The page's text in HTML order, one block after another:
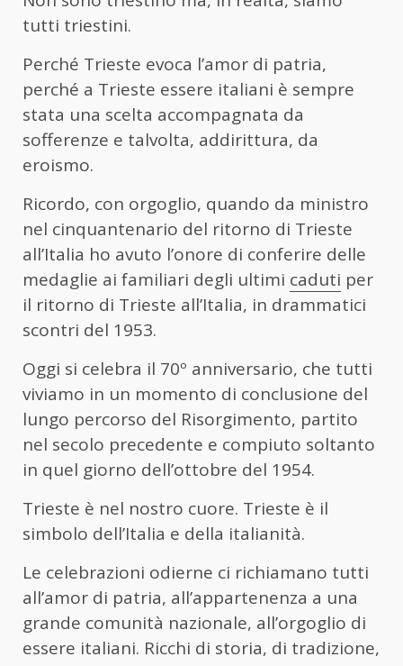
tutti triestini.
Perché Trieste evoca l’amor di patria,
perché a Trieste essere italiani è sempre
stata una scelta accompagnata da
sofferenze e talvolta, addirittura, da
eroismo.
Ricordo, con orgoglio, quando da ministro
nel cinquantenario del ritorno di Trieste
all’Italia ho avuto l’onore di conferire delle
medaglie ai familiari degli ultimi caduti per
il ritorno di Trieste all’Italia, in drammatici
scontri del 1953.
Oggi si celebra il 70º anniversario, che tutti
viviamo in un momento di conclusione del
lungo percorso del Risorgimento, partito
nel secolo precedente e compiuto soltanto
in quel giorno dell’ottobre del 1954.
Trieste è nel nostro cuore. Trieste è il
simbolo dell’Italia e della italianità.
Le celebrazioni odierne ci richiamano tutti
all’amor di patria, all’appartenenza a una
grande comunità nazionale, all’orgoglio di
essere italiani. Ricchi di storia, di tradizione,